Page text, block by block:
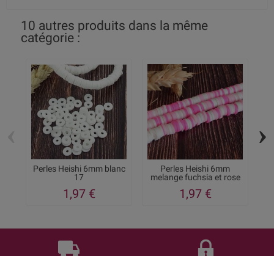
10 autres produits dans la même
catégorie :
Perles Heishi 6mm blanc
17
1,97 €
Perles Heishi 6mm
melange fuchsia et rose
1,97 €
›